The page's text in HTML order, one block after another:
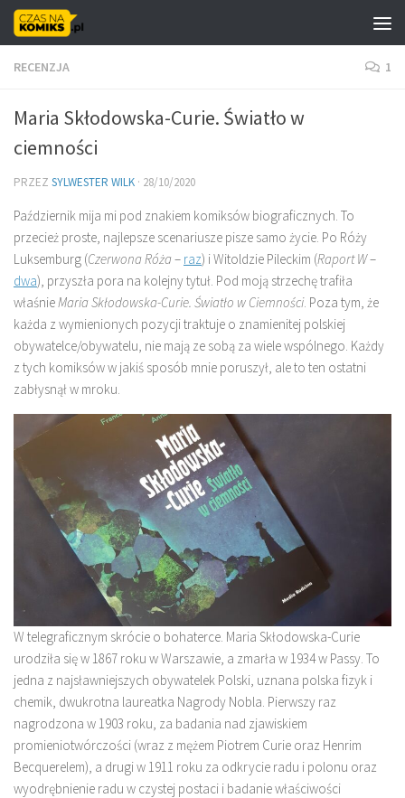
Skip to content
RECENZJA 1
Maria Skłodowska-Curie. Światło w
ciemności
PRZEZ SYLWESTER WILK · 28/10/2020
Październik mija mi pod znakiem komiksów biograficznych. To
przecież proste, najlepsze scenariusze pisze samo życie. Po Róży
Luksemburg (Czerwona Róża– raz) i Witoldzie Pileckim (Raport W–
dwa), przyszła pora na kolejny tytuł. Pod moją strzechę trafiła
właśnieMaria Skłodowska-Curie. Światło w Ciemności. Poza tym, że
każda z wymienionych pozycji traktuje o znamienitej polskiej
obywatelce/obywatelu, nie mają ze sobą za wiele wspólnego. Każdy
z tych komiksów w jakiś sposób mnie poruszył, ale to ten ostatni
zabłysnął w mroku.
W telegraficznym skrócie o bohaterce. Maria Skłodowska-Curie
urodziła się w 1867 roku w Warszawie, a zmarła w 1934 w Passy. To
jedna z najsławniejszych obywatelek Polski, uznana polska fizyk i
chemik, dwukrotna laureatka Nagrody Nobla. Pierwszy raz
nagrodzona w 1903 roku, za badania nad zjawiskiem
promieniotwórczości (wraz z mężem Piotrem Curie oraz Henrim
Becquerelem), a drugi w 1911 roku za odkrycie radu i polonu oraz
wyodrębnienie radu w czystej postaci i badanie właściwości